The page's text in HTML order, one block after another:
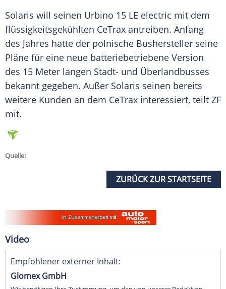
Solaris will seinen Urbino 15 LE electric mit dem
flüssigkeitsgekühlten CeTrax antreiben. Anfang
des Jahres hatte der polnische Bushersteller seine
Pläne für eine neue batteriebetriebene Version
des 15 Meter langen Stadt- und Überlandbusses
bekannt gegeben. Außer Solaris seinen bereits
weitere Kunden an dem CeTrax interessiert, teilt ZF
mit.
Quelle:
ZURÜCK ZUR STARTSEITE
Video
Empfohlener externer Inhalt:
Glomex GmbH